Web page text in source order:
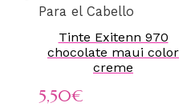
Para el Cabello
Tinte Exitenn 970
chocolate maui color
creme
5,50€